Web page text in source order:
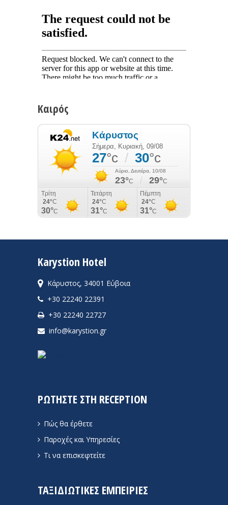
Καιρός
Karystion Hotel
Κάρυστος, 34001 Εύβοια
+30 22240 22391
+30 22240 22727
info@karystion.gr
ΡΩΤΗΣΤΕ ΣΤΗ RECEPTION
Πώς θα έρθετε
Παροχές και Υπηρεσίες
Τι να επισκεφτείτε
ΤΑΞΙΔΙΩΤΙΚΕΣ ΕΜΠΕΙΡΙΕΣ